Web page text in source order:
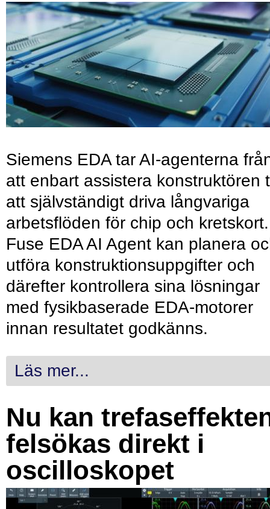
Siemens EDA tar AI-agenterna
att enbart assistera konstruktören
att självständigt driva långvariga
arbetsflöden för chip och kretskort.
Fuse EDA AI Agent kan planera
utföra konstruktionsuppgifter och
därefter kontrollera sina lösningar
med fysikbaserade EDA-motorer
innan resultatet godkänns.
Läs mer...
Nu kan
felsökas direkt i
oscilloskopet